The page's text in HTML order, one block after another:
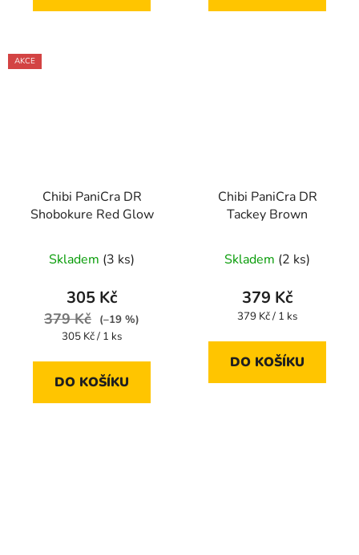
AKCE
Chibi PaniCra DR
Shobokure Red Glow
Skladem (3 ks)
305 Kč
379 Kč
(–19 %)
Měrná
305 Kč / 1 ks
DO KOŠÍKU
Chibi PaniCra DR
Tackey Brown
Skladem (2 ks)
379 Kč
Měrná
379 Kč / 1 ks
DO KOŠÍKU